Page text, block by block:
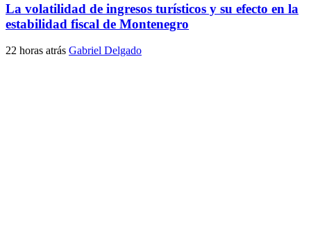
La volatilidad de ingresos turísticos y su efecto en la
estabilidad fiscal de Montenegro
22 horas atrás Gabriel Delgado